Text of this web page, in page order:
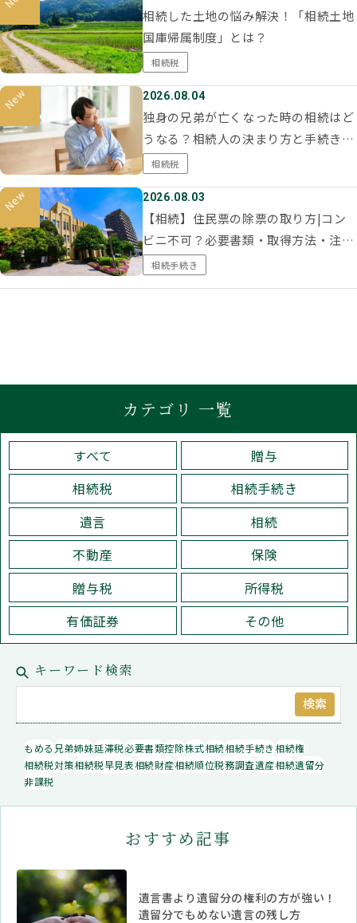
相続した土地の悩み解決！「相続土地
国庫帰属制度」とは？
相続税
2026.08.04
独身の兄弟が亡くなった時の相続はど
うなる？相続人の決まり方と手続き・
注意点をわかりやすく解説
相続税
2026.08.03
【相続】住民票の除票の取り方|コン
ビニ不可？必要書類・取得方法・注意
点を解説
相続手続き
カテゴリ 一覧
すべて
贈与
相続税
相続手続き
遺言
相続
不動産
保険
贈与税
所得税
有価証券
その他
キーワード検索
検索
もめる 兄弟姉妹延滞税必要書類控除株式相続相続手続き相続権
相続税対策相続税早見表相続財産相続順位税務調査遺産相続遺留分
非課税
おすすめ記事
遺言書より遺留分の権利の方が強い！
遺留分でもめない遺言の残し方